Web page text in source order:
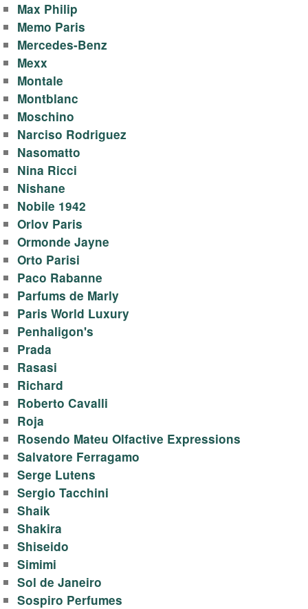
Max Philip
Memo Paris
Mercedes-Benz
Mexx
Montale
Montblanc
Moschino
Narciso Rodriguez
Nasomatto
Nina Ricci
Nishane
Nobile 1942
Orlov Paris
Ormonde Jayne
Orto Parisi
Paco Rabanne
Parfums de Marly
Paris World Luxury
Penhaligon's
Prada
Rasasi
Richard
Roberto Cavalli
Roja
Rosendo Mateu Olfactive Expressions
Salvatore Ferragamo
Serge Lutens
Sergio Tacchini
Shaik
Shakira
Shiseido
Simimi
Sol de Janeiro
Sospiro Perfumes